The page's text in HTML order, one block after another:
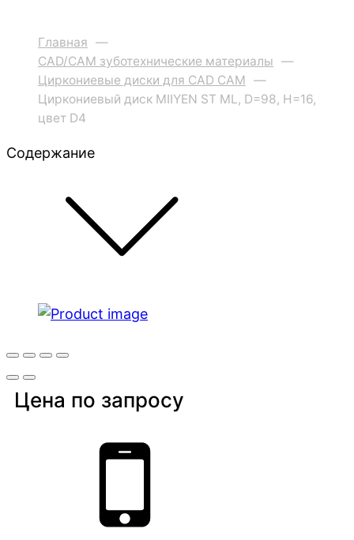
Главная —
CAD/CAM зуботехнические материалы —
Циркониевые диски для CAD CAM —
Циркониевый диск MIIYEN ST ML, D=98, H=16,
цвет D4
Содержание
Цена по запросу